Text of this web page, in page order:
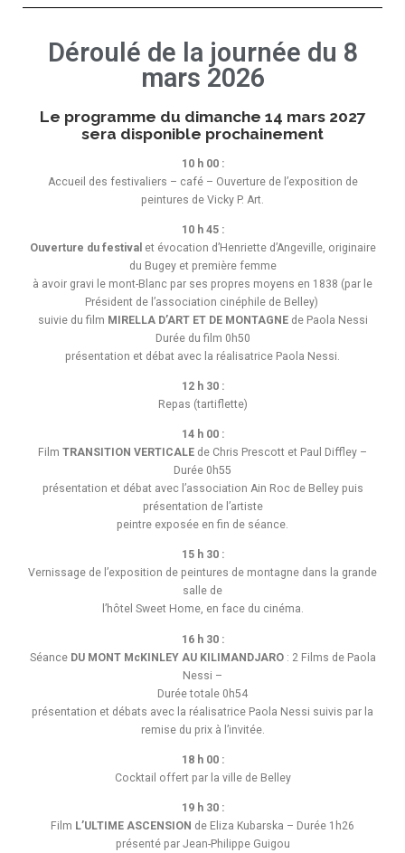
Déroulé de la journée du 8
mars 2026
Le programme du dimanche 14 mars 2027
sera disponible prochainement
10 h 00 :
Accueil des festivaliers – café – Ouverture de l’exposition de
peintures de Vicky P. Art.
10 h 45 :
Ouverture du festival et évocation d’Henriette d’Angeville, originaire
du Bugey et première femme
à avoir gravi le mont-Blanc par ses propres moyens en 1838 (par le
Président de l’association cinéphile de Belley)
suivie du film MIRELLA D’ART ET DE MONTAGNE de Paola Nessi
Durée du film 0h50
présentation et débat avec la réalisatrice Paola Nessi.
12 h 30 :
Repas (tartiflette)
14 h 00 :
Film TRANSITION VERTICALE de Chris Prescott et Paul Diffley –
Durée 0h55
présentation et débat avec l’association Ain Roc de Belley puis
présentation de l’artiste
peintre exposée en fin de séance.
15 h 30 :
Vernissage de l’exposition de peintures de montagne dans la grande
salle de
l’hôtel Sweet Home, en face du cinéma.
16 h 30 :
SéanceDU MONT McKINLEY AU KILIMANDJARO: 2 Films de Paola
Nessi –
Durée totale 0h54
présentation et débats avec la réalisatrice Paola Nessi suivis par la
remise du prix à l’invitée.
18 h 00 :
Cocktail offert par la ville de Belley
19 h 30 :
Film L’ULTIME ASCENSION de Eliza Kubarska – Durée 1h26
présenté par Jean-Philippe Guigou